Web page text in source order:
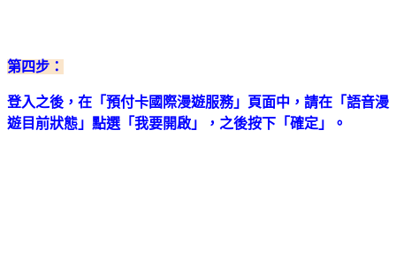
第四步：
登入之後，在「預付卡國際漫遊服務」頁面中，請在「語音漫
遊目前狀態」點選「我要開啟」，之後按下「確定」。